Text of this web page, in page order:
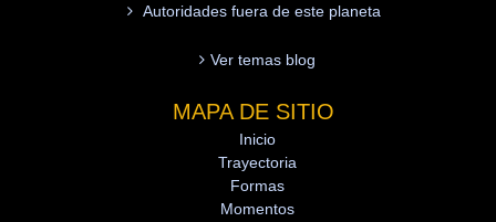
Autoridades fuera de este planeta
Ver temas blog
MAPA DE SITIO
Inicio
Trayectoria
Formas
Momentos